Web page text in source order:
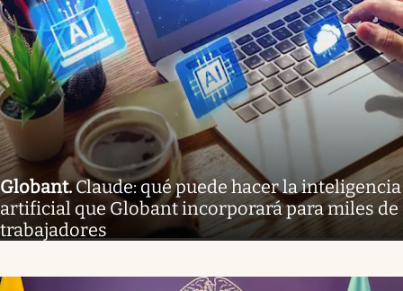
Globant.Claude: qué puede hacer la inteligencia
artificial que Globant incorporará para miles de
trabajadores